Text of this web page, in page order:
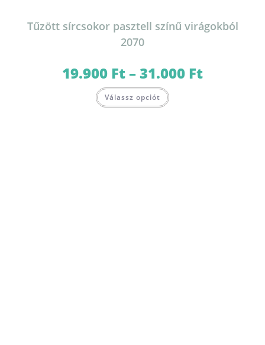
Tűzött sírcsokor pasztell színű virágokból
2070
19.900 Ft–31.000 Ft19.900 Ft
Válassz opciót a